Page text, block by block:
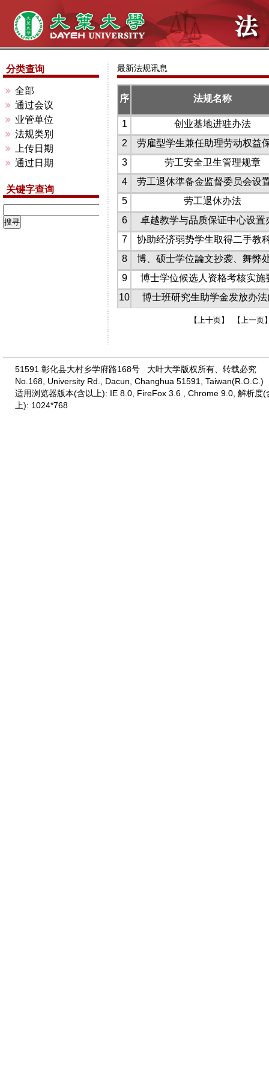
分类查询
全部
通过会议
业管单位
法规类别
上传日期
通过日期
关键字查询
最新法规讯息
序 法规名称
1
创业基地进驻办法
2
劳雇型学生兼任助理劳动权益
3
劳工安全卫生管理规章
4
劳工退休準备金监督委员会设
5
劳工退休办法
6
卓越教学与品质保证中心设置
7
协助经济弱势学生取得二手教
8
博、硕士学位論文抄袭、舞弊
9
博士学位候选人资格考核实施
10
博士班研究生助学金发放办法
【上十页】 【上一页
51591 彰化县大村乡学府路168号 大叶大学版权所有、转载必究
No.168, University Rd., Dacun, Changhua 51591, Taiwan(R.O.C.)
适用浏览器版本(含以上): IE 8.0, FireFox 3.6 , Chrome 9.0, 解析度(
上): 1024*768